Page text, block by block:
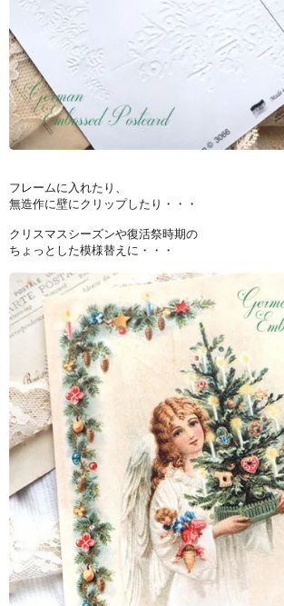
フレームに入れたり、
無造作に壁にクリップしたり・・・
クリスマスシーズンや復活祭時期の
ちょっとした模様替えに・・・